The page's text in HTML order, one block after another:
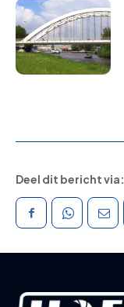
Deel dit bericht via: